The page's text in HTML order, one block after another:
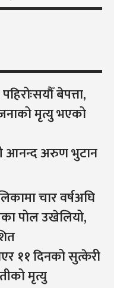
बेपत्ता,
मृत्यु भएको
आनन्द अरुण भुटान
चार वर्षअघि
पोल उखेलियो,
११ दिनको सुत्केरी
मृत्यु